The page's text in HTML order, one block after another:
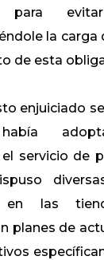
para
la carga
de esta
enjuiciado
servicio de
en las
planes de